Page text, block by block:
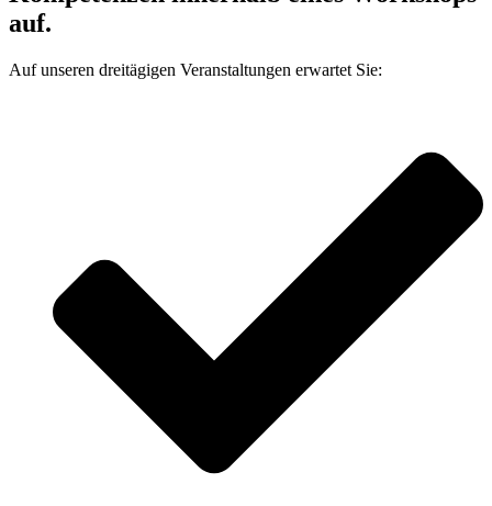
auf.
Auf unseren dreitägigen Veranstaltungen erwartet Sie: